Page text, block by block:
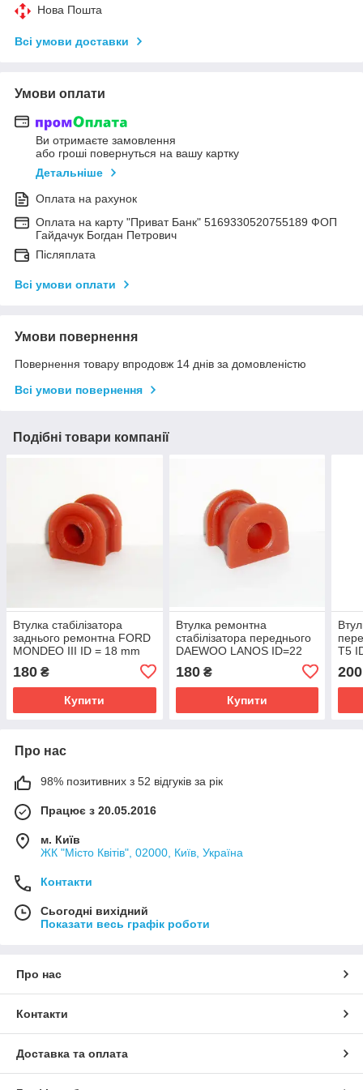
Нова Пошта
Всі умови доставки
Умови оплати
Ви отримаєте замовлення
або гроші повернуться на вашу картку
Детальніше
Оплата на рахунок
Оплата на карту "Приват Банк" 5169330520755189 ФОП
Гайдачук Богдан Петрович
Післяплата
Всі умови оплати
Умови повернення
Повернення товару впродовж 14 днів за домовленістю
Всі умови повернення
Подібні товари компанії
Втулка стабілізатора
заднього ремонтна FORD
MONDEO III ID = 18 mm
180 ₴
Купити
Втулка ремонтна
стабілізатора переднього
DAEWOO LANOS ID=22
поліуретан
180₴
Купити
Т5
200
Про нас
98% позитивних з 52 відгуків за рік
Працює з 20.05.2016
м. Київ
ЖК "Місто Квітів", 02000, Київ, Україна
Контакти
Сьогодні вихідний
Показати весь графік роботи
Про нас
Контакти
Доставка та оплата